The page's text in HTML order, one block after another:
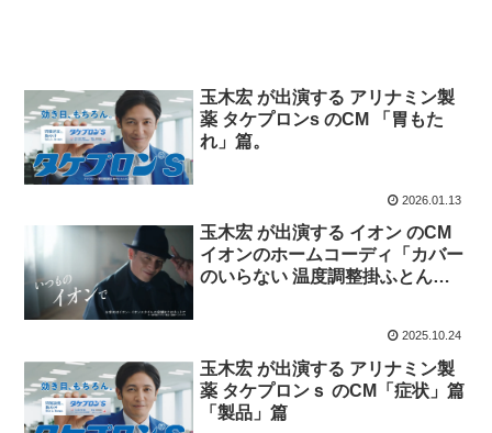
玉木宏 が出演する アリナミン製
薬 タケプロンs のCM 「胃もた
れ」篇。
2026.01.13
玉木宏 が出演する イオン のCM
イオンのホームコーディ「カバー
のいらない 温度調整掛ふとん」
2025.10.24
玉木宏 が出演する アリナミン製
薬 タケプロンｓ のCM「症状」篇
「製品」篇